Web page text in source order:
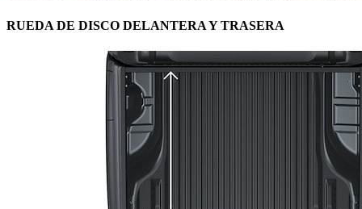
RUEDA DE DISCO DELANTERA Y TRASERA